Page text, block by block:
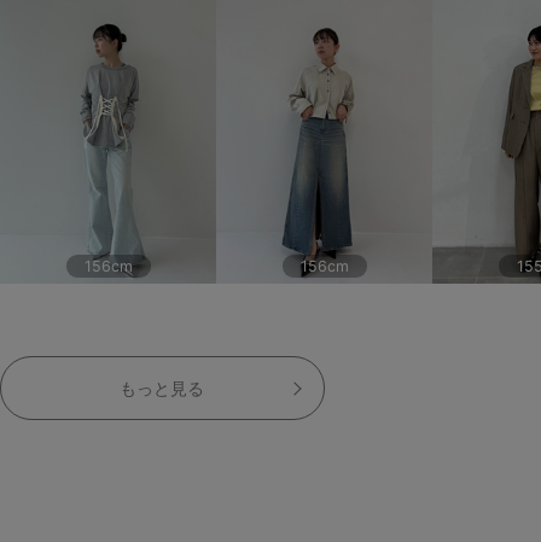
156cm 156cm
もっと見る